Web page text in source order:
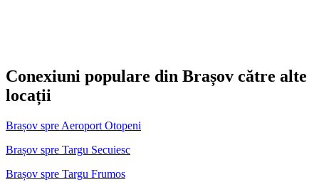
Conexiuni populare din Brașov către alte
locații
Brașov spre Aeroport Otopeni
Brașov spre Targu Secuiesc
Brașov spre Targu Frumos